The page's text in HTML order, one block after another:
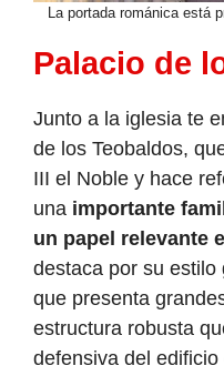
La portada románica está
Palacio de
Junto a la iglesia te
de los Teobaldos,
III el Noble y hace
una importante
un papel relevante
destaca por su
que presenta
estructura robusta
defensiva del